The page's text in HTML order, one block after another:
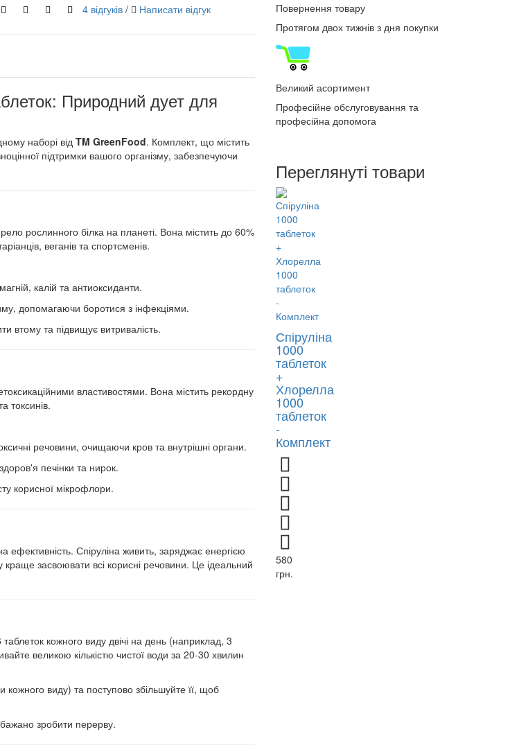
4 відгуків/ Написати відгук
Природний дует для
наборі від TM GreenFood. Комплект, що містить
підтримки вашого організму, забезпечуючи
рослинного білка на планеті. Вона містить до 60%
веганів та спортсменів.
калій та антиоксиданти.
допомагаючи боротися з інфекціями.
втому та підвищує витривалість.
властивостями. Вона містить рекордну
токсинів.
речовини, очищаючи кров та внутрішні органи.
печінки та нирок.
корисної мікрофлори.
ефективність. Спіруліна живить, заряджає енергією
засвоювати всі корисні речовини. Це ідеальний
кожного виду двічі на день (наприклад, 3
великою кількістю чистої води за 20-30 хвилин
виду) та поступово збільшуйте її, щоб
зробити перерву.
Повернення товару
Протягом двох тижнів з дня покупки
Великий асортимент
Професійне обслуговування та
професійна допомога
Переглянуті товари
Спіруліна
1000
таблеток
+
Хлорелла
1000
таблеток
-
Комплект
580
грн.